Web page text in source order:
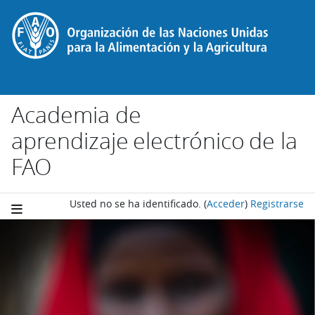
Salta al contenido principal
Academia de
aprendizaje electrónico de la
FAO
Usted no se ha identificado. (Acceder) Registrarse